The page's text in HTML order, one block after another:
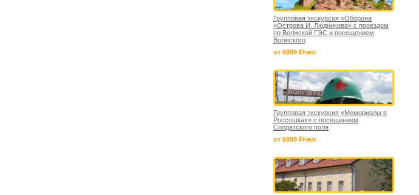
Групповая экскурсия «Оборона
«Острова И. Людникова» с проездом
по Волжской ГЭС и посещением
Волжского
от 6999 ₽/чел
Групповая экскурсия «Мемориалы в
Россошках» с посещением
Солдатского поля
от 6999 ₽/чел